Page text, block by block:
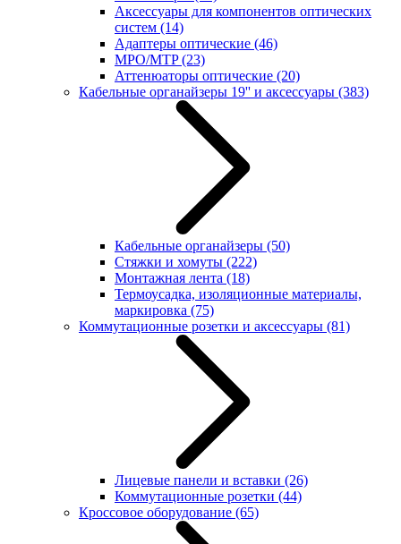
Аксессуары для компонентов оптических
систем (14)
Адаптеры оптические (46)
MPO/MTP(23)
Аттенюаторы оптические (20)
Кабельные органайзеры 19'' и аксессуары (383)
Кабельные органайзеры (50)
Стяжки и хомуты (222)
Монтажная лента (18)
Термоусадка, изоляционные материалы,
маркировка (75)
Коммутационные розетки и аксессуары (81)
Лицевые панели и вставки (26)
Коммутационные розетки (44)
Кроссовое оборудование (65)